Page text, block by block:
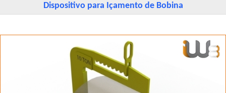
Dispositivo para Içamento de Bobina